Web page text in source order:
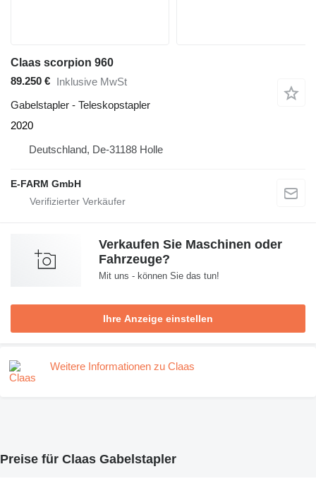
Claas scorpion 960
89.250 € Inklusive MwSt
Gabelstapler - Teleskopstapler
2020
Deutschland, De-31188 Holle
E-FARM GmbH
Verkaufen Sie Maschinen oder
Fahrzeuge?
Mit uns - können Sie das tun!
Ihre Anzeige einstellen
Weitere Informationen zu Claas
Preise für Claas Gabelstapler